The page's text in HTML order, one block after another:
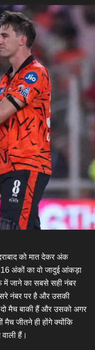
को मात देकर अंक
16 अंकों का वो जादुई आंकड़ा
जाने का सबसे सही नंबर
नंबर पर है और उसकी
दो मैच बाकी हैं और उसको अगर
जीतने ही होंगे क्योंकि
हैं।